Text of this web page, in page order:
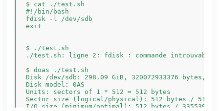
$ cat ./test.sh
#!/bin/bash
fdisk -l /dev/sdb
exit
$ ./test.sh
./test.sh: ligne 2: fdisk : commande introuvable
$ doas ./test.sh
Disk /dev/sdb: 298.09 GiB, 320072933376 bytes,
Disk model: 0AS
Units: sectors of 1 * 512 = 512 bytes
Sector size (logical/physical): 512 bytes / 512
I/O size (minimum/optimal): 512 bytes / 33553920